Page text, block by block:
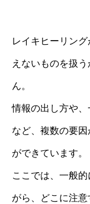
レイキヒーリン
えないものを扱
ん。
情報の出し方や
など、複数の要
ができています。
ここでは、一般
がら、どこに注意